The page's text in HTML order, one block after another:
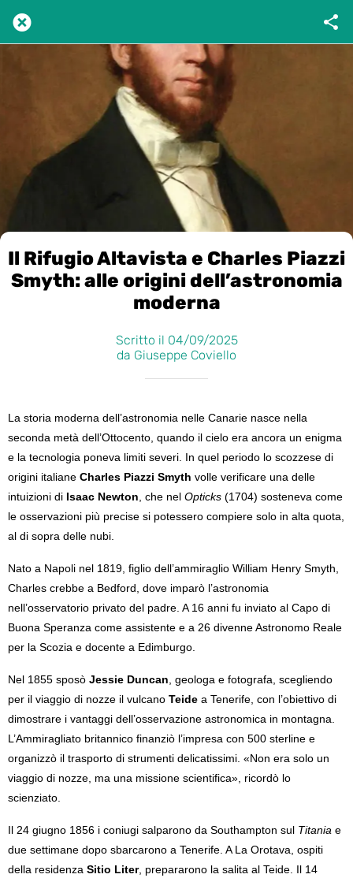
Il Rifugio Altavista e Charles Piazzi
Smyth: alle origini dell’astronomia
moderna
Scritto il 04/09/2025
da Giuseppe Coviello
La storia moderna dell’astronomia nelle Canarie nasce nella
seconda metà dell’Ottocento, quando il cielo era ancora un enigma
e la tecnologia poneva limiti severi. In quel periodo lo scozzese di
origini italiane Charles Piazzi Smyth volle verificare una delle
intuizioni di Isaac Newton , che nel Opticks (1704) sosteneva come
le osservazioni più precise si potessero compiere solo in alta quota,
al di sopra delle nubi.
Nato a Napoli nel 1819, figlio dell’ammiraglio William Henry Smyth,
Charles crebbe a Bedford, dove imparò l’astronomia
nell’osservatorio privato del padre. A 16 anni fu inviato al Capo di
Buona Speranza come assistente e a 26 divenne Astronomo Reale
per la Scozia e docente a Edimburgo.
Nel 1855 sposò Jessie Duncan , geologa e fotografa, scegliendo
per il viaggio di nozze il vulcano Teide a Tenerife, con l’obiettivo di
dimostrare i vantaggi dell’osservazione astronomica in montagna.
L’Ammiragliato britannico finanziò l’impresa con 500 sterline e
organizzò il trasporto di strumenti delicatissimi. «Non era solo un
viaggio di nozze, ma una missione scientifica», ricordò lo
scienziato.
Il 24 giugno 1856 i coniugi salparono da Southampton sul Titania e
due settimane dopo sbarcarono a Tenerife. A La Orotava, ospiti
della residenza Sitio Liter, prepararono la salita al Teide. Il 14